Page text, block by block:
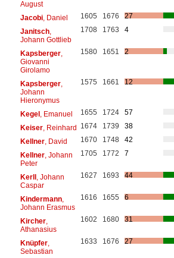
August
Jacobi, Daniel 1605 1676
27
Janitsch,
Johann Gottlieb
1708 1763 4
Kapsberger,
Giovanni
Girolamo
1580 1651 2
Kapsberger,
Johann
Hieronymus
1575 1661 12
Kegel, Emanuel 1655 1724
57
Keiser, Reinhard 1674 1739
38
Kellner, David 1670 1748
42
Kellner, Johann
Peter
1705 1772 7
Kerll, Johann
Caspar
1627 1693 44
Kindermann,
Johann Erasmus
1616 1655 6
Kircher,
Athanasius
1602 1680 31
Knüpfer,
Sebastian
1633 1676 27